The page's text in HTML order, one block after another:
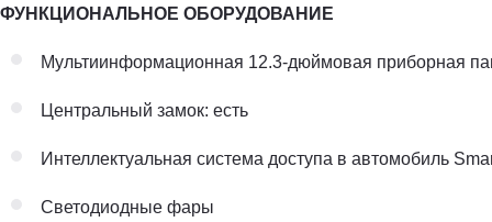
ФУНКЦИОНАЛЬНОЕ ОБОРУДОВАНИЕ
Мультиинформационная 12.3-дюймовая приборная
Центральный замок: есть
Интеллектуальная система доступа в автомобиль
Светодиодные фары